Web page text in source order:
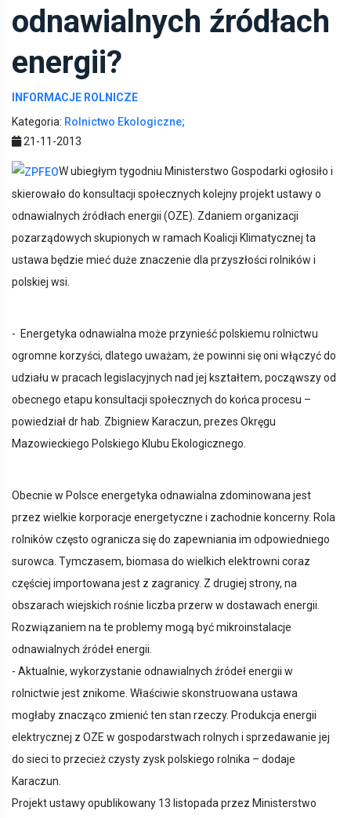
odnawialnych źródłach
energii?
INFORMACJE ROLNICZE
Kategoria: Rolnictwo Ekologiczne;
21-11-2013
W ubiegłym tygodniu Ministerstwo Gospodarki ogłosiło i
skierowało do konsultacji społecznych kolejny projekt ustawy o
odnawialnych źródłach energii (OZE). Zdaniem organizacji
pozarządowych skupionych w ramach Koalicji Klimatycznej ta
ustawa będzie mieć duże znaczenie dla przyszłości rolników i
polskiej wsi.
- Energetyka odnawialna może przynieść polskiemu rolnictwu
ogromne korzyści, dlatego uważam, że powinni się oni włączyć do
udziału w pracach legislacyjnych nad jej kształtem, począwszy od
obecnego etapu konsultacji społecznych do końca procesu –
powiedział dr hab. Zbigniew Karaczun, prezes Okręgu
Mazowieckiego Polskiego Klubu Ekologicznego.
Obecnie w Polsce energetyka odnawialna zdominowana jest
przez wielkie korporacje energetyczne i zachodnie koncerny. Rola
rolników często ogranicza się do zapewniania im odpowiedniego
surowca. Tymczasem, biomasa do wielkich elektrowni coraz
częściej importowana jest z zagranicy. Z drugiej strony, na
obszarach wiejskich rośnie liczba przerw w dostawach energii.
Rozwiązaniem na te problemy mogą być mikroinstalacje
odnawialnych źródeł energii.
- Aktualnie, wykorzystanie odnawialnych źródeł energii w
rolnictwie jest znikome. Właściwie skonstruowana ustawa
mogłaby znacząco zmienić ten stan rzeczy. Produkcja energii
elektrycznej z OZE w gospodarstwach rolnych i sprzedawanie jej
do sieci to przecież czysty zysk polskiego rolnika – dodaje
Karaczun.
Projekt ustawy opublikowany 13 listopada przez Ministerstwo